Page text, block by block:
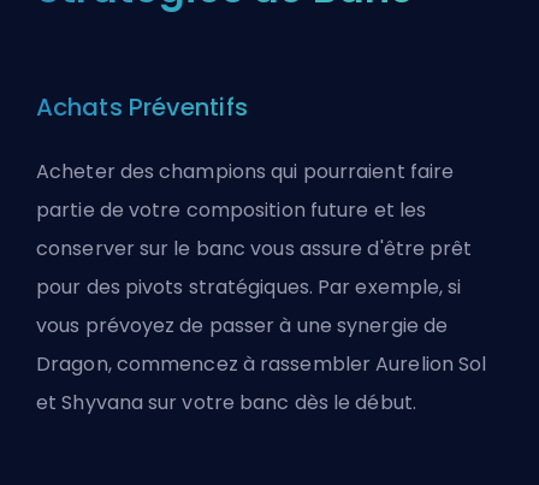
Achats Préventifs
Acheter des champions qui pourraient faire
partie de votre composition future et les
conserver sur le banc vous assure d'être prêt
pour des pivots stratégiques. Par exemple, si
vous prévoyez de passer à une synergie de
Dragon, commencez à rassembler Aurelion Sol
et Shyvana sur votre banc dès le début.